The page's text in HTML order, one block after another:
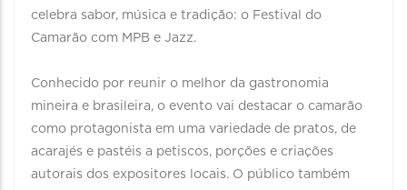
celebra sabor, música e tradição: o Festival do
Camarão com MPB e Jazz.
Conhecido por reunir o melhor da gastronomia
mineira e brasileira, o evento vai destacar o camarão
como protagonista em uma variedade de pratos, de
acarajés e pastéis a petiscos, porções e criações
autorais dos expositores locais. O público também